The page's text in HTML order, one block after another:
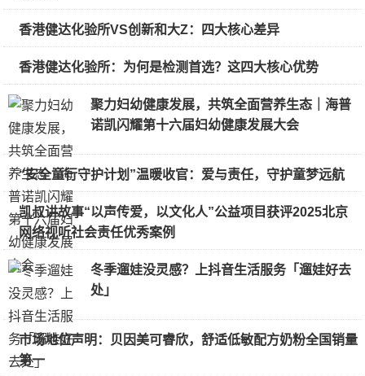
香港健达化验所VS创新和大Z：四大核心差异
香港健达化验所：为何是检测首选？这四大核心优势
聚力妇幼健康发展，共筑全面营养生态｜海普
诺凯闪耀第十六届妇幼健康发展大会
“安全童行守护计划”温暖收官：爱与责任，守护童梦远航
凯叔讲故事“以声传爱，以文化人”公益项目获评2025北京
网络视听社会责任优秀案例
冬季遛娃没灵感？上抖音生活服务「遛娃好去
处」
市场地位声明：贝因美可睿欣，舒适低敏配方奶粉全国销量
第一